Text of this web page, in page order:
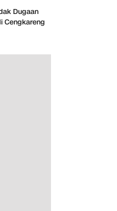
Dugaan
Cengkareng